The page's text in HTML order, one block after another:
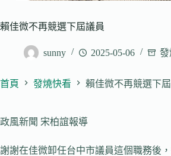
賴佳微不再競選下屆議員
sunny 2025-05-06 發
首頁 發燒快看 賴佳微不再競選下
政風新聞 宋柏誼報導
謝謝在佳微卸任台中市議員這個職務後